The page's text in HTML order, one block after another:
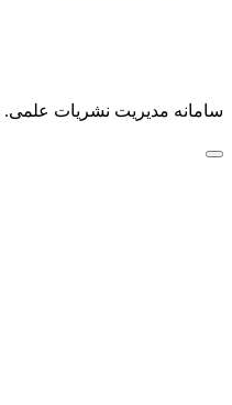
سامانه مدیریت نشریات علمی.